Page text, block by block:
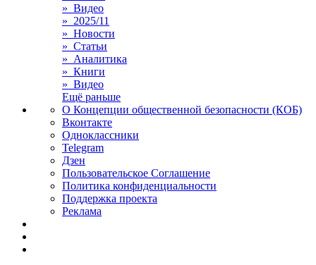
» Видео
» 2025/11
» Новости
» Статьи
» Аналитика
» Книги
» Видео
Ещё раньше
О Концепции общественной безопасности (КОБ)
Вконтакте
Одноклассники
Telegram
Дзен
Пользовательское Соглашение
Политика конфиденциальности
Поддержка проекта
Реклама